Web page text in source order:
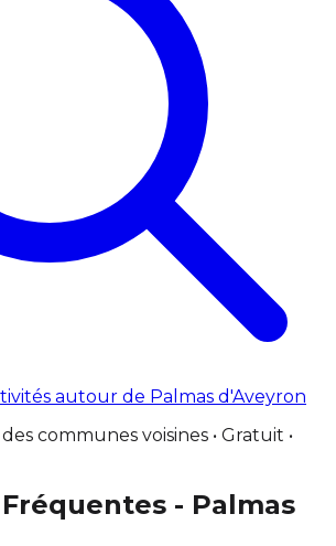
autour de Palmas d'Aveyron
communes voisines • Gratuit •
- Palmas